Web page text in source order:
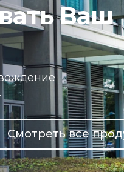
Ваш
Смотреть все